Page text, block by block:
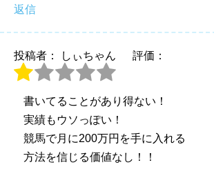
返信
投稿者： しぃちゃん 評価：
書いてることがあり得ない！
実績もウソっぽい！
競馬で月に200万円を手に入れる
方法を信じる価値なし！！